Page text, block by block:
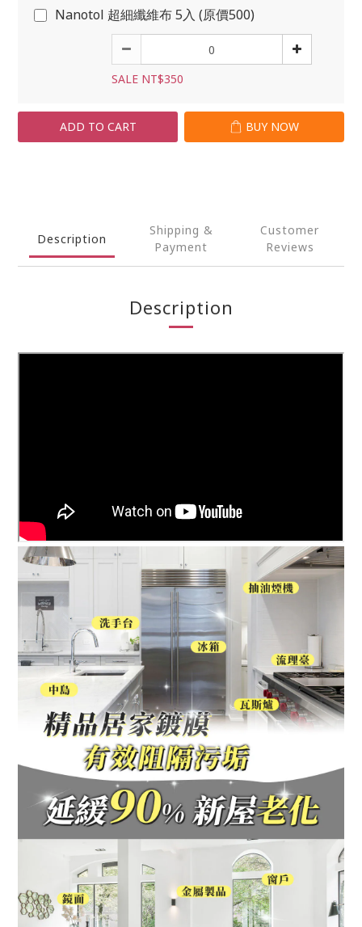
Nanotol 超細纖維布 5入 (原價500)
SALE NT$350
ADD TO CART BUY NOW
Description
Shipping &
Payment
Customer
Reviews
Description